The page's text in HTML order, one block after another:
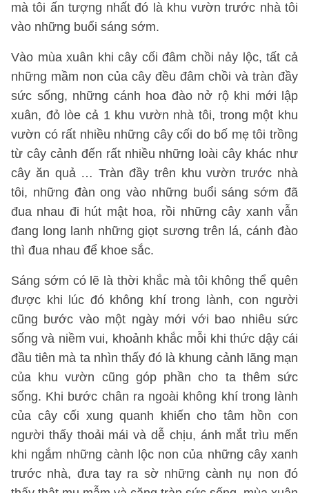
mà tôi ấn tượng nhất đó là khu vườn trước nhà tôi
vào những buổi sáng sớm.
Vào mùa xuân khi cây cối đâm chồi nảy lộc, tất cả
những mầm non của cây đều đâm chồi và tràn đầy
sức sống, những cánh hoa đào nở rộ khi mới lập
xuân, đỏ lòe cả 1 khu vườn nhà tôi, trong một khu
vườn có rất nhiều những cây cối do bố mẹ tôi trồng
từ cây cảnh đến rất nhiều những loài cây khác như
cây ăn quả … Tràn đầy trên khu vườn trước nhà
tôi, những đàn ong vào những buổi sáng sớm đã
đua nhau đi hút mật hoa, rồi những cây xanh vẫn
đang long lanh những giọt sương trên lá, cánh đào
thì đua nhau để khoe sắc.
Sáng sớm có lẽ là thời khắc mà tôi không thể quên
được khi lúc đó không khí trong lành, con người
cũng bước vào một ngày mới với bao nhiêu sức
sống và niềm vui, khoảnh khắc mỗi khi thức dậy cái
đầu tiên mà ta nhìn thấy đó là khung cảnh lãng mạn
của khu vườn cũng góp phần cho ta thêm sức
sống. Khi bước chân ra ngoài không khí trong lành
của cây cối xung quanh khiến cho tâm hồn con
người thấy thoải mái và dễ chịu, ánh mắt trìu mến
khi ngắm những cành lộc non của những cây xanh
trước nhà, đưa tay ra sờ những cành nụ non đó